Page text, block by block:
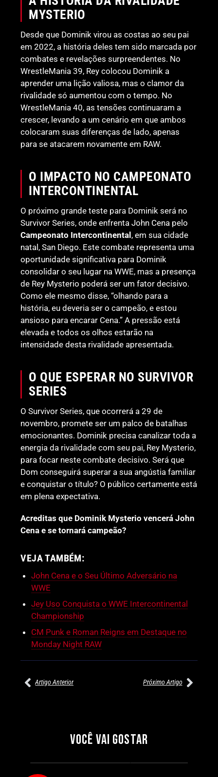
MYSTERIO
Desde que Dominik virou as costas ao seu pai
em 2022, a história deles tem sido marcada por
combates e revelações surpreendentes. No
WrestleMania 39, Rey colocou Dominik a
aprender uma lição valiosa, mas o clamor da
rivalidade só aumentou com o tempo. No
WrestleMania 40, as tensões continuaram a
crescer, levando a um cenário em que ambos
colocaram suas diferenças de lado, apenas
para se atacarem novamente em RAW.
O IMPACTO NO CAMPEONATO
INTERCONTINENTAL
O próximo grande teste para Dominik será no
Survivor Series, onde enfrenta John Cena pelo
Campeonato Intercontinental, em sua cidade
natal, San Diego. Este combate representa uma
oportunidade significativa para Dominik
consolidar o seu lugar na WWE, mas a presença
de Rey Mysterio poderá ser um fator decisivo.
Como ele mesmo disse, “olhando para a
história, eu deveria ser o campeão, e estou
ansioso para encarar Cena.” A pressão está
elevada e todos os olhos estarão na
intensidade desta rivalidade apresentada.
O QUE ESPERAR NO SURVIVOR
SERIES
O Survivor Series, que ocorrerá a 29 de
novembro, promete ser um palco de batalhas
emocionantes. Dominik precisa canalizar toda a
energia da rivalidade com seu pai, Rey Mysterio,
para focar neste combate decisivo. Será que
Dom conseguirá superar a sua angústia familiar
e conquistar o título? O público certamente está
em plena expectativa.
Acreditas que Dominik Mysterio vencerá John
Cena e se tornará campeão?
VEJA TAMBÉM:
John Cena e o Seu Último Adversário na
WWE
Jey Uso Conquista o WWE Intercontinental
Championship
CM Punk e Roman Reigns em Destaque no
Monday Night RAW
Artigo Anterior Próximo Artigo
VOCÊ VAI GOSTAR
SEGMENTOS A NÃO PERDER
Por exclusivewrestling
MUNDIAL FEMININO NA AEW
REDEMPTION
Por exclusivewrestling